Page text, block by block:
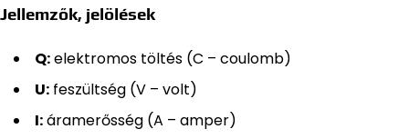
Jellemzők, jelölések
Q:elektromos töltés (C – coulomb)
U: feszültség (V – volt)
I:áramerősség (A – amper)